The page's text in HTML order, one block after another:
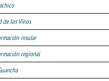
de los Vinos
insular
regional